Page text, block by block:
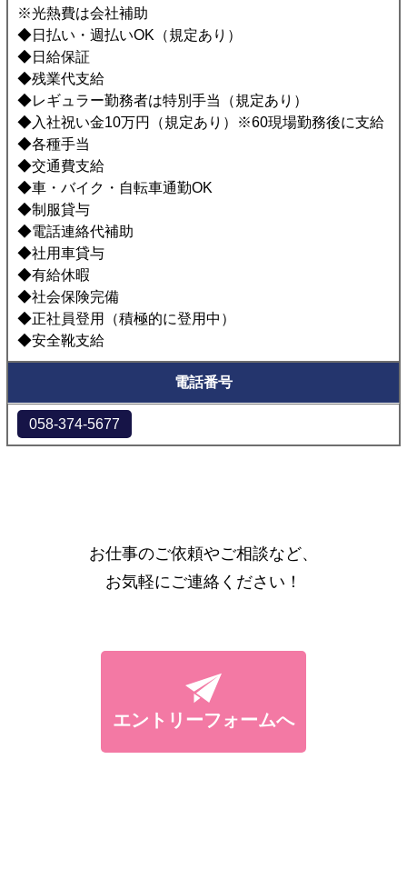
※光熱費は会社補助
◆日払い・週払いOK（規定あり）
◆日給保証
◆残業代支給
◆レギュラー勤務者は特別手当（規定あり）
◆入社祝い金10万円（規定あり）※60現場勤務後に支給
◆各種手当
◆交通費支給
◆車・バイク・自転車通勤OK
◆制服貸与
◆電話連絡代補助
◆社用車貸与
◆有給休暇
◆社会保険完備
◆正社員登用（積極的に登用中）
◆安全靴支給
電話番号
058-374-5677
お仕事のご依頼やご相談など、
お気軽にご連絡ください！
エントリーフォームへ